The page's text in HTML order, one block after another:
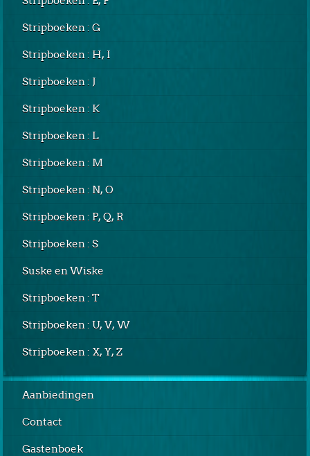
Stripboeken : G
Stripboeken : H, I
Stripboeken : J
Stripboeken : K
Stripboeken : L
Stripboeken : M
Stripboeken : N, O
Stripboeken : P, Q, R
Stripboeken : S
Suske en Wiske
Stripboeken : T
Stripboeken : U, V, W
Stripboeken : X, Y, Z
Aanbiedingen
Contact
Gastenboek